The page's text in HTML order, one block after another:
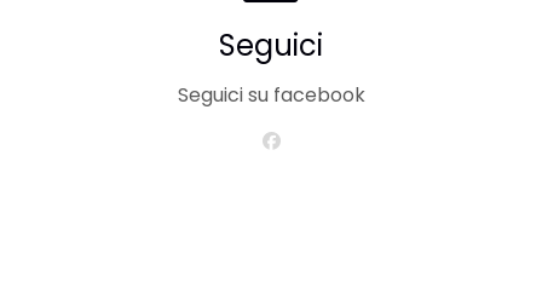
Seguici
Seguici su facebook